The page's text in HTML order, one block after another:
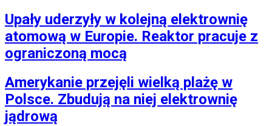
Upały uderzyły w kolejną elektrownię
atomową w Europie. Reaktor pracuje z
ograniczoną mocą
Amerykanie przejęli wielką plażę w
Polsce. Zbudują na niej elektrownię
jądrową